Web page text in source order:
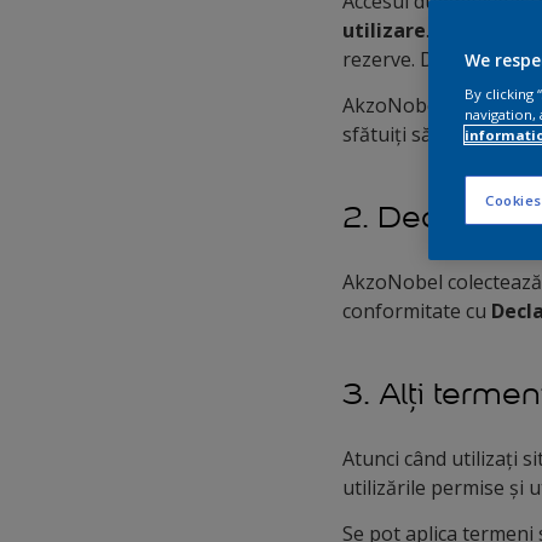
utilizare. Prin
rezerve. Dacă nu
AkzoNobel
sfătuiți să consulte
2.
AkzoNobel
conformitate cu
3. Alți
Atunci când utilizați
utilizările permise și
Se pot aplica
We
By clicking
navigation,